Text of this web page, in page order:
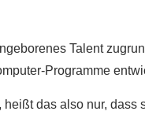
Talent
Programme
das also nur,